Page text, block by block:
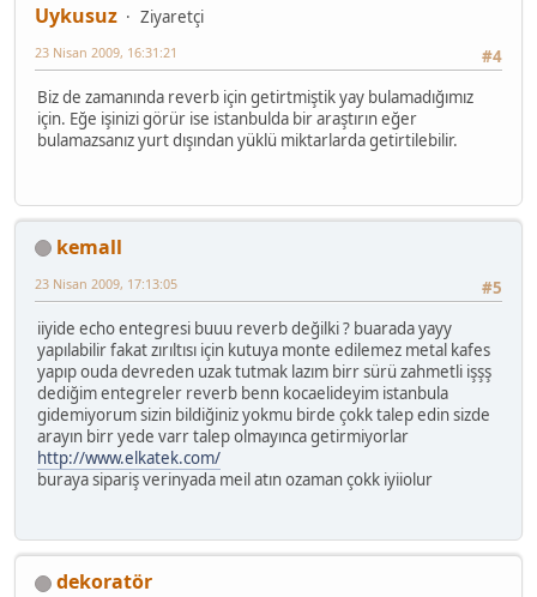
Uykusuz
Ziyaretçi
#4
23 Nisan 2009, 16:31:21
Biz de zamanında reverb için getirtmiştik yay bulamadığımız
için. Eğe işinizi görür ise istanbulda bir araştırın eğer
bulamazsanız yurt dışından yüklü miktarlarda getirtilebilir.
kemall
#5
23 Nisan 2009, 17:13:05
iiyide echo entegresi buuu reverb değilki ? buarada yayy
yapılabilir fakat zırıltısı için kutuya monte edilemez metal kafes
yapıp ouda devreden uzak tutmak lazım birr sürü zahmetli işşş
dediğim entegreler reverb benn kocaelideyim istanbula
gidemiyorum sizin bildiğiniz yokmu birde çokk talep edin sizde
arayın birr yede varr talep olmayınca getirmiyorlar
http://www.elkatek.com/
buraya sipariş verinyada meil atın ozaman çokk iyiiolur
dekoratör